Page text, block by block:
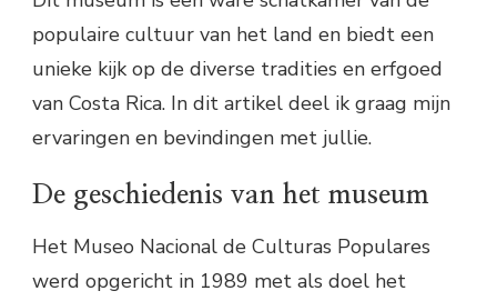
populaire cultuur van het land en biedt een
unieke kijk op de diverse tradities en erfgoed
van Costa Rica. In dit artikel deel ik graag mijn
ervaringen en bevindingen met jullie.
De geschiedenis van het museum
Het Museo Nacional de Culturas Populares
werd opgericht in 1989 met als doel het